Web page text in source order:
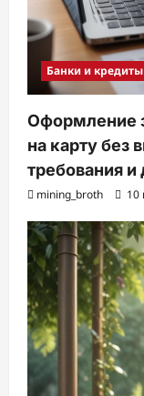
Банки и кредиты
Оформление
на карту без
требования
mining_broth 10